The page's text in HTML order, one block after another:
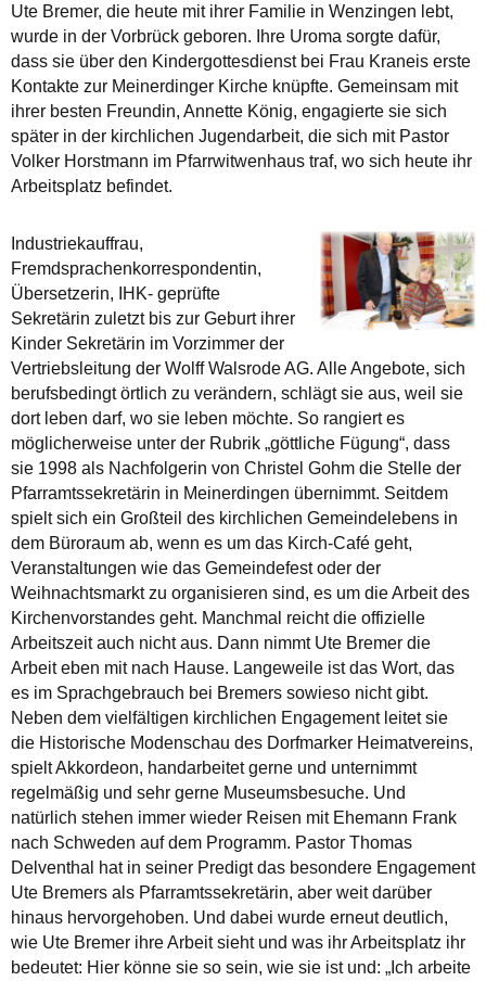
Ute Bremer, die heute mit ihrer Familie in Wenzingen lebt,
wurde in der Vorbrück geboren. Ihre Uroma sorgte dafür,
dass sie über den Kindergottesdienst bei Frau Kraneis erste
Kontakte zur Meinerdinger Kirche knüpfte. Gemeinsam mit
ihrer besten Freundin, Annette König, engagierte sie sich
später in der kirchlichen Jugendarbeit, die sich mit Pastor
Volker Horstmann im Pfarrwitwenhaus traf, wo sich heute ihr
Arbeitsplatz befindet.
Industriekauffrau,
Fremdsprachenkorrespondentin,
Übersetzerin, IHK- geprüfte
Sekretärin zuletzt bis zur Geburt ihrer
Kinder Sekretärin im Vorzimmer der
Vertriebsleitung der Wolff Walsrode AG. Alle Angebote, sich
berufsbedingt örtlich zu verändern, schlägt sie aus, weil sie
dort leben darf, wo sie leben möchte. So rangiert es
möglicherweise unter der Rubrik „göttliche Fügung“, dass
sie 1998 als Nachfolgerin von Christel Gohm die Stelle der
Pfarramtssekretärin in Meinerdingen übernimmt. Seitdem
spielt sich ein Großteil des kirchlichen Gemeindelebens in
dem Büroraum ab, wenn es um das Kirch-Café geht,
Veranstaltungen wie das Gemeindefest oder der
Weihnachtsmarkt zu organisieren sind, es um die Arbeit des
Kirchenvorstandes geht. Manchmal reicht die offizielle
Arbeitszeit auch nicht aus. Dann nimmt Ute Bremer die
Arbeit eben mit nach Hause. Langeweile ist das Wort, das
es im Sprachgebrauch bei Bremers sowieso nicht gibt.
Neben dem vielfältigen kirchlichen Engagement leitet sie
die Historische Modenschau des Dorfmarker Heimatvereins,
spielt Akkordeon, handarbeitet gerne und unternimmt
regelmäßig und sehr gerne Museumsbesuche. Und
natürlich stehen immer wieder Reisen mit Ehemann Frank
nach Schweden auf dem Programm. Pastor Thomas
Delventhal hat in seiner Predigt das besondere Engagement
Ute Bremers als Pfarramtssekretärin, aber weit darüber
hinaus hervorgehoben. Und dabei wurde erneut deutlich,
wie Ute Bremer ihre Arbeit sieht und was ihr Arbeitsplatz ihr
bedeutet: Hier könne sie so sein, wie sie ist und: „Ich arbeite